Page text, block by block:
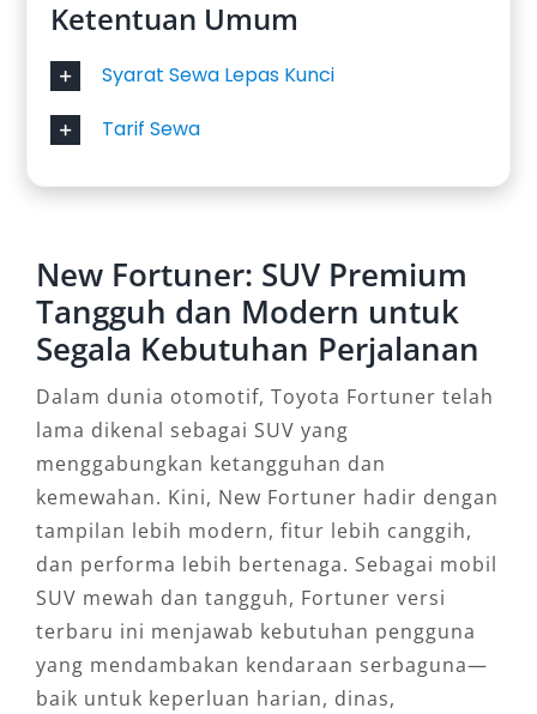
menemukan harga sewa Fortuner terbaik
Hubungi tim kami hari ini dan dapatkan unit
Fortuner favorit Anda dengan layanan yang
Ketentuan Umum
Syarat Sewa Lepas Kunci
Tarif Sewa
New Fortuner: SUV Premium
Tangguh dan Modern untuk
Segala Kebutuhan Perjalanan
Dalam dunia otomotif, Toyota Fortuner telah
lama dikenal sebagai SUV yang
menggabungkan ketangguhan dan
kemewahan. Kini, New Fortuner hadir dengan
tampilan lebih modern, fitur lebih canggih,
dan performa lebih bertenaga. Sebagai mobil
SUV mewah dan tangguh, Fortuner versi
terbaru ini menjawab kebutuhan pengguna
yang mendambakan kendaraan serbaguna—
baik untuk keperluan harian, dinas,